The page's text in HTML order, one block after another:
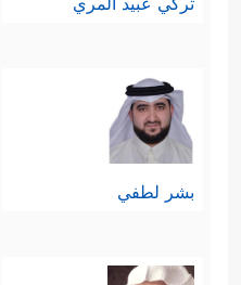
التوحيد، وعُمق
بشر لطفي